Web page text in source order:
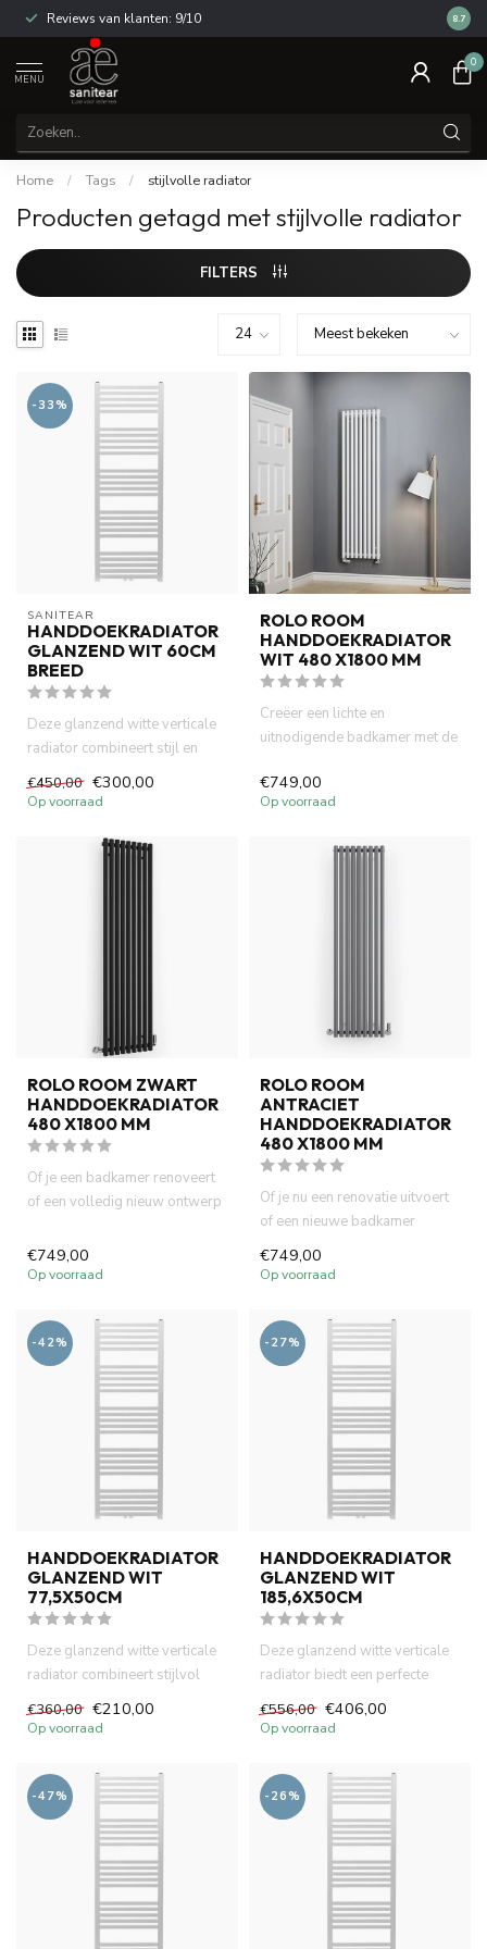
Reviews van klanten: 9/10 14
8.7
MENU
0
Home / Tags / stijlvolle radiator
Producten getagd met stijlvolle radiator
FILTERS
-33%
SANITEAR
HANDDOEKRADIATOR
GLANZEND WIT 60CM
BREED
Deze glanzend witte verticale
radiator combineert stijl en
praktisch comfort. He...
€450,00 €300,00
Op voorraad
ROLO ROOM
HANDDOEKRADIATOR
WIT 480 X1800 MM
Creëer een lichte en
uitnodigende badkamer met de
handdoekradiat...
€749,00
Op voorraad
ROLO ROOM ZWART
HANDDOEKRADIATOR
480 X1800 MM
Of je een badkamer renoveert
of een volledig nieuw ontwerp
€749,00
Op voorraad
ROLO ROOM
ANTRACIET
HANDDOEKRADIATOR
480 X1800 MM
Of je nu een renovatie uitvoert
of een nieuwe badkamer
ontwerpt, de Terma Rolo R...
€749,00
Op voorraad
-42%
HANDDOEKRADIATOR
GLANZEND WIT
77,5X50CM
Deze glanzend witte verticale
radiator combineert stijlvol
design met praktisch ...
€360,00 €210,00
Op voorraad
-27%
HANDDOEKRADIATOR
GLANZEND WIT
185,6X50CM
Deze glanzend witte verticale
radiator biedt een perfecte
combinatie van stijl e...
€556,00 €406,00
Op voorraad
-47% -26%